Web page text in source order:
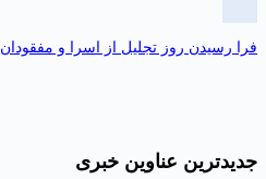
فرا رسیدن روز تجلیل از اسرا و مفقودان
جدیدترین عناوین خبری